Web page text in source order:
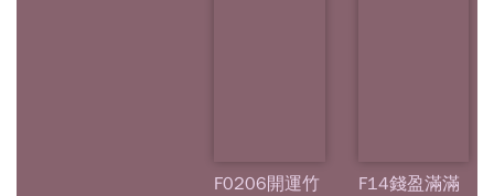
F0206開運竹
F14錢盈滿滿